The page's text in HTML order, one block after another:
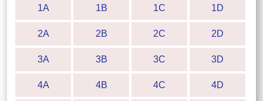
1A 1B 1C 1D
2A 2B 2C 2D
3A 3B 3C 3D
4A 4B 4C 4D